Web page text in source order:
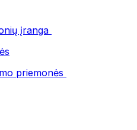
įranga
priemonės